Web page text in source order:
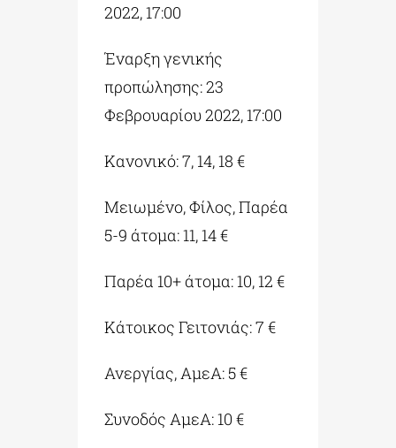
2022, 17:00
Έναρξη γενικής
προπώλησης: 23
Φεβρουαρίου 2022, 17:00
Κανονικό: 7, 14, 18 €
Μειωμένο, Φίλος, Παρέα
5-9 άτομα: 11, 14 €
Παρέα 10+ άτομα: 10, 12 €
Κάτοικος Γειτονιάς: 7 €
Ανεργίας, ΑμεΑ: 5 €
Συνοδός ΑμεA: 10 €